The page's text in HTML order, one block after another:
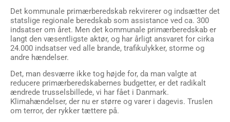
Det kommunale primærberedskab rekvirerer og indsætter det
statslige regionale beredskab som assistance ved ca. 300
indsatser om året. Men det kommunale primærberedskab er
langt den væsentligste aktør, og har årligt ansvaret for cirka
24.000 indsatser ved alle brande, trafikulykker, storme og
andre hændelser.
Det, man desværre ikke tog højde for, da man valgte at
reducere primærberedskabernes budgetter, er det radikalt
ændrede trusselsbillede, vi har fået i Danmark.
Klimahændelser, der nu er større og varer i dagevis. Truslen
om terror, der rykker tættere på.